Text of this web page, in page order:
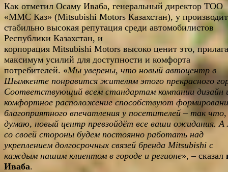
Как отметил Осаму Иваба, генеральный директор ТОО
«ММС Каз» (Mitsubishi Motors Казахстан), у
стабильно высокая репутация среди автомобилистов
Республики Казахстан, и
корпорация Mitsubishi Motors высоко ценит это,
максимум усилий для доступности и комфорта
потребителей. «Мы уверены, что новый автоцентр в
Шымкенте понравится жителям этого прекрасного
Соответствующий всем стандартам компании дизайн
комфортное расположение способствуют
благоприятного впечатления у посетителей – так что,
думаю, новый центр превзойдёт все ваши ожидания.
со своей стороны будем постоянно работать над
укреплением долгосрочных связей бренда Mitsubishi с
каждым нашим клиентом в городе и регионе», – сказал
Иваба.